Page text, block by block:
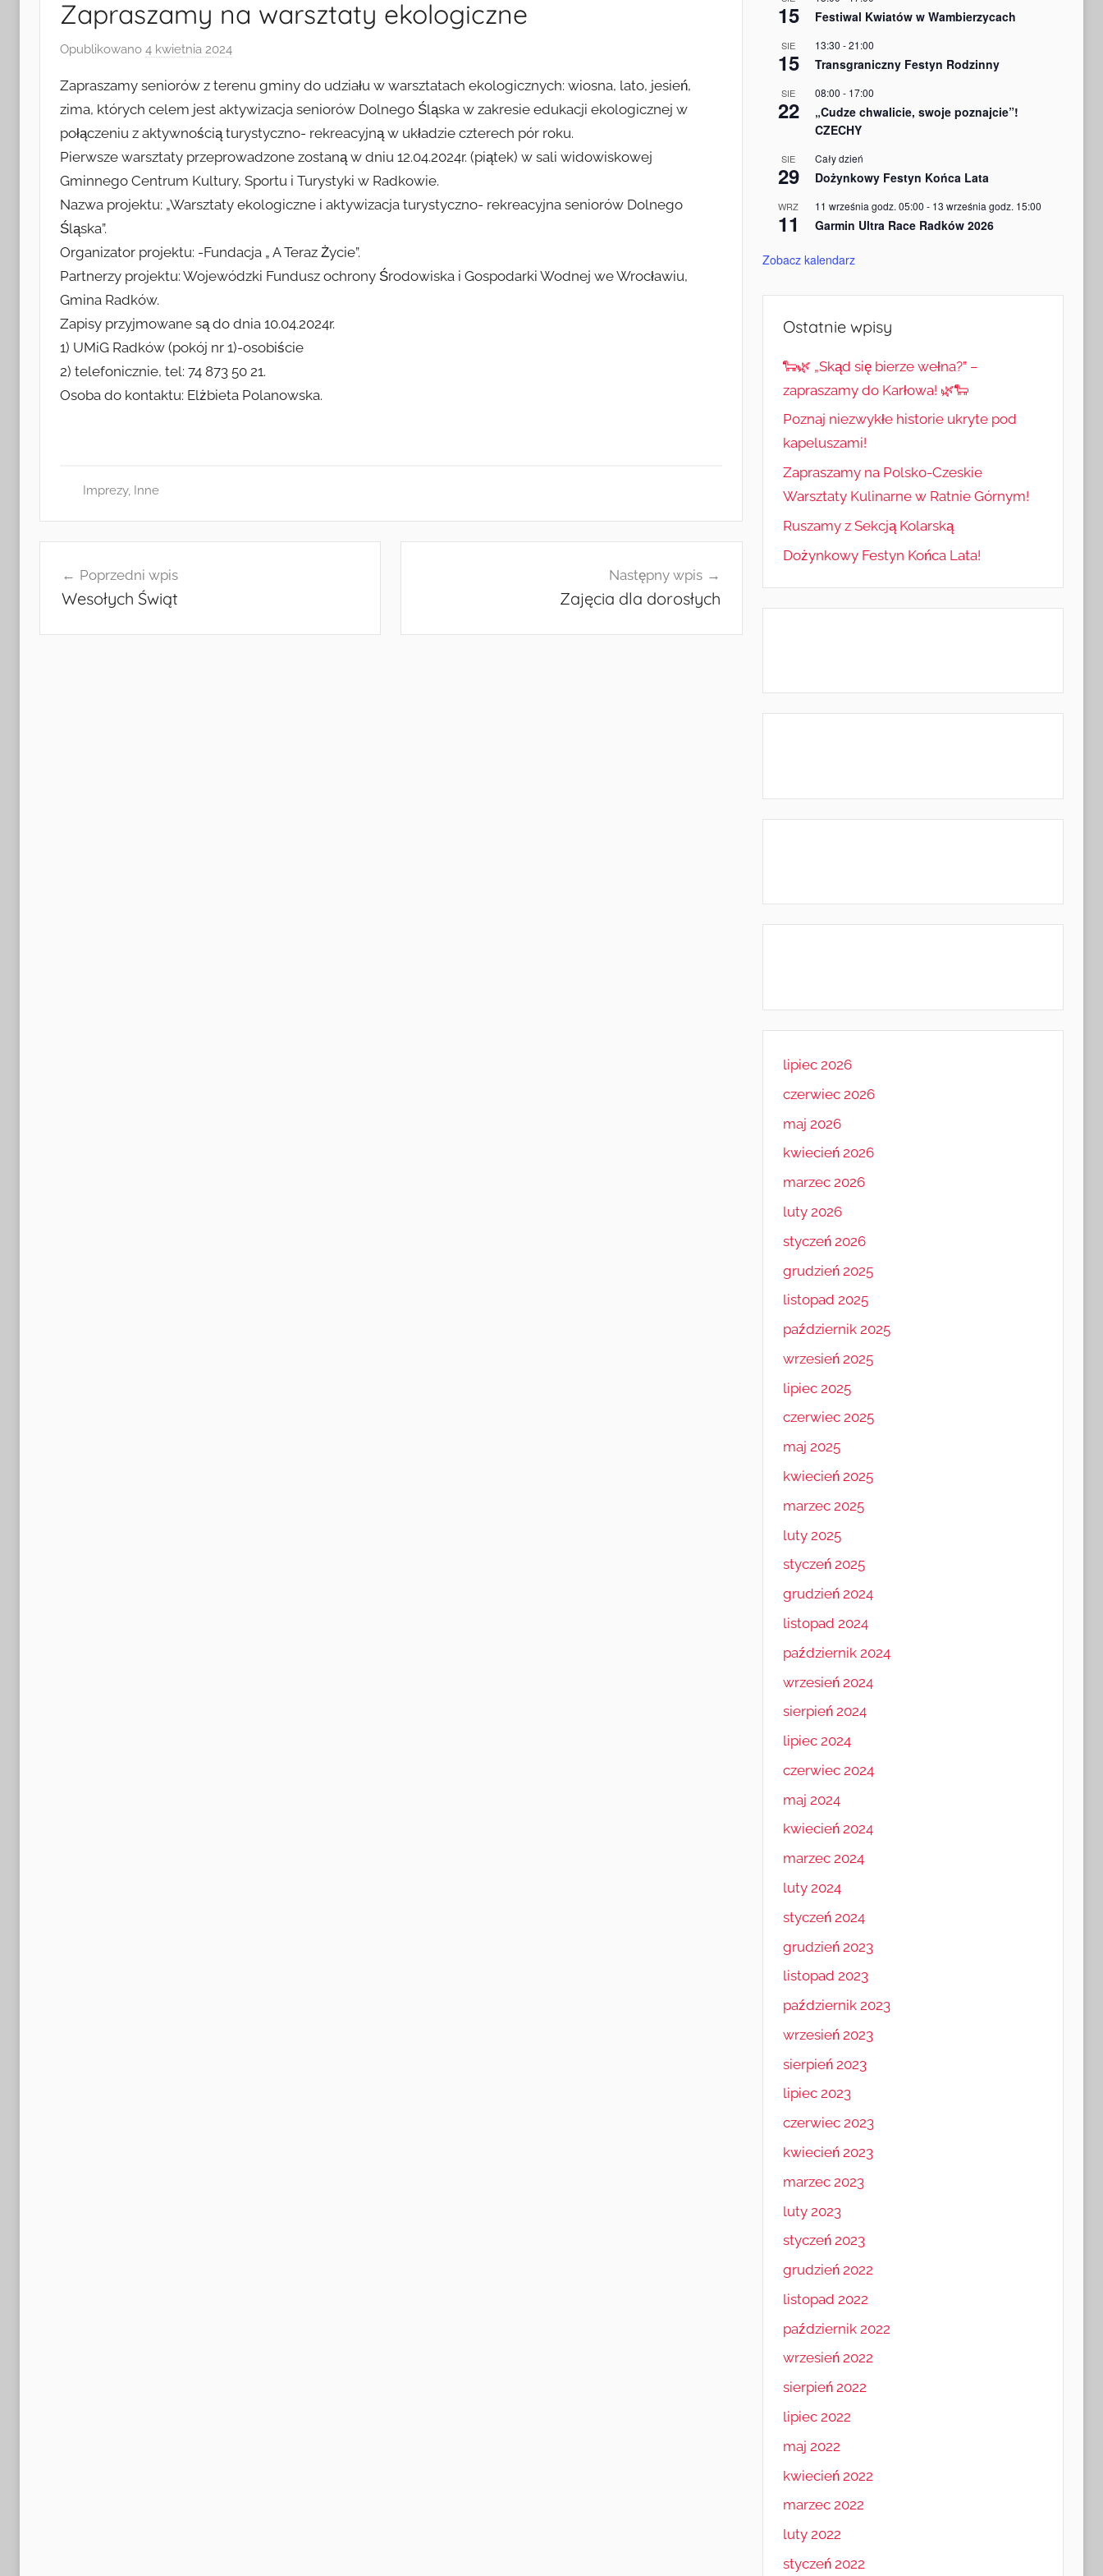
Turystyki
w
Radkowie
Zapraszamy na warsztaty ekologiczne
Opublikowano 4 kwietnia 2024
z
e
z
a
d
m
Zapraszamy seniorów z terenu gminy do udziału w warsztatach ekologicznych: wiosna, lato, jesień,
zima, których celem jest aktywizacja seniorów Dolnego Śląska w zakresie edukacji ekologicznej w
połączeniu z aktywnością turystyczno- rekreacyjną w układzie czterech pór roku.
Pierwsze warsztaty przeprowadzone zostaną w dniu 12.04.2024r. (piątek) w sali widowiskowej
Gminnego Centrum Kultury, Sportu i Turystyki w Radkowie.
Nazwa projektu: „Warsztaty ekologiczne i aktywizacja turystyczno- rekreacyjna seniorów Dolnego
Śląska”.
Organizator projektu: -Fundacja „ A Teraz Życie”.
Partnerzy projektu: Wojewódzki Fundusz ochrony Środowiska i Gospodarki Wodnej we Wrocławiu,
Gmina Radków.
Zapisy przyjmowane są do dnia 10.04.2024r.
1) UMiG Radków (pokój nr 1)-osobiście
2) telefonicznie, tel: 74 873 50 21.
Osoba do kontaktu: Elżbieta Polanowska.
Imprezy, Inne
wpisuPoprzedni wpis
Wesołych Świąt
Następny wpis
Zajęcia dla dorosłych
15 Festiwal Kwiatów w Wambierzycach
SIE
15
13:30 -21:00
Transgraniczny Festyn Rodzinny
SIE
22
08:00 - 17:00
„Cudze chwalicie, swoje poznajcie”!
CZECHY
SIE
29
Cały dzień
Dożynkowy Festyn Końca Lata
WRZ
11
11 września godz. 05:00 - 13 września godz. 15:00
Garmin Ultra Race Radków 2026
Zobacz kalendarz
Ostatnie wpisy
🐑🌿 „Skąd się bierze wełna?” –
zapraszamy do Karłowa! 🌿🐑
Poznaj niezwykłe historie ukryte pod
kapeluszami!
Zapraszamy na Polsko-Czeskie
Warsztaty Kulinarne w Ratnie Górnym!
Ruszamy z Sekcją Kolarską
Dożynkowy Festyn Końca Lata!
lipiec 2026
czerwiec 2026
maj 2026
kwiecień 2026
marzec 2026
luty 2026
styczeń 2026
grudzień 2025
listopad 2025
październik 2025
wrzesień 2025
lipiec 2025
czerwiec 2025
maj 2025
kwiecień 2025
marzec 2025
luty 2025
styczeń 2025
grudzień 2024
listopad 2024
październik 2024
wrzesień 2024
sierpień 2024
lipiec 2024
czerwiec 2024
maj 2024
kwiecień 2024
marzec 2024
luty 2024
styczeń 2024
grudzień 2023
listopad 2023
październik 2023
wrzesień 2023
sierpień 2023
lipiec 2023
czerwiec 2023
kwiecień 2023
marzec 2023
luty 2023
styczeń 2023
grudzień 2022
listopad 2022
październik 2022
wrzesień 2022
sierpień 2022
lipiec 2022
maj 2022
kwiecień 2022
marzec 2022
luty 2022
styczeń 2022